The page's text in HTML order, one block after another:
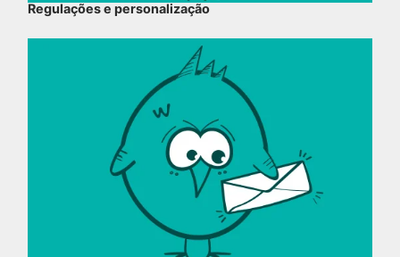
Regulações e personalização